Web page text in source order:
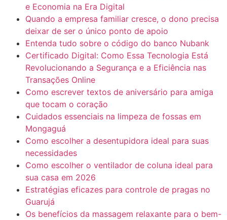
e Economia na Era Digital
Quando a empresa familiar cresce, o dono precisa
deixar de ser o único ponto de apoio
Entenda tudo sobre o código do banco Nubank
Certificado Digital: Como Essa Tecnologia Está
Revolucionando a Segurança e a Eficiência nas
Transações Online
Como escrever textos de aniversário para amiga
que tocam o coração
Cuidados essenciais na limpeza de fossas em
Mongaguá
Como escolher a desentupidora ideal para suas
necessidades
Como escolher o ventilador de coluna ideal para
sua casa em 2026
Estratégias eficazes para controle de pragas no
Guarujá
Os benefícios da massagem relaxante para o bem-